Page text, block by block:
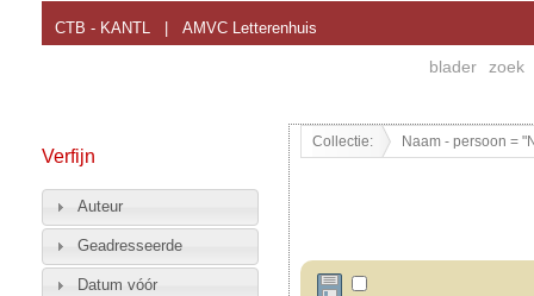
CTB - KANTL AMVC Letterenhuis
blader zoek
Collectie: Naam - persoon =
Verfijn
Auteur
Geadresseerde
Datum vóór